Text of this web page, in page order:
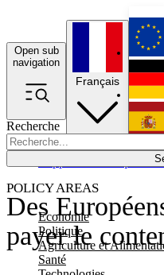
Open sub
navigation
Recherche
POLICY AREAS
Economie
Politique
Agriculture et
Santé
Français
Des
payer le